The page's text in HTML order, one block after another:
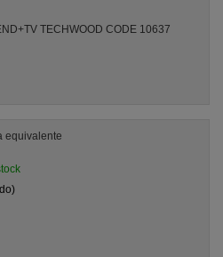
TECHWOOD CODE 10637
equivalente